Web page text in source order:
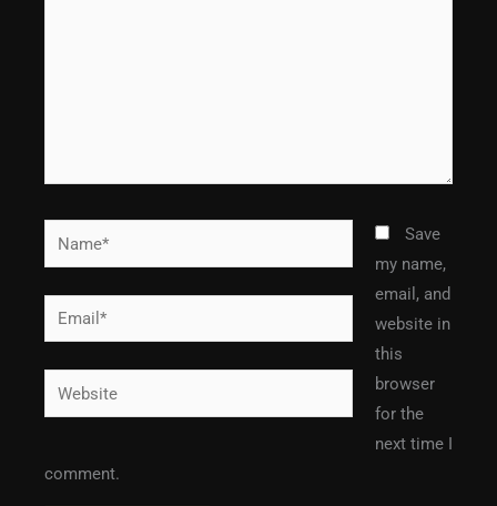
Name*
Email*
Website
Save
my name,
email, and
website in
this
browser
for the
next time I
comment.